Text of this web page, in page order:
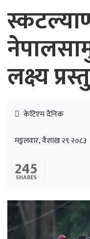
लक्ष्य
केटिएम दैनिक
मङ्गलवार, वैशाख २९ २०८३
245
SHARES